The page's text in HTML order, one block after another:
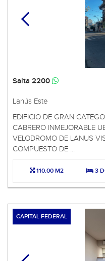
Salta 2200
Lanús Este
EDIFICIO DE GRAN
CABRERO INMEJORABLE
VELODROMO DE LANUS
COMPUESTO DE ...
110.00 M2 3
CAPITAL FEDERAL